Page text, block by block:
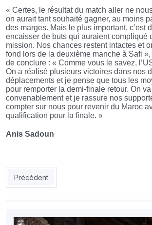
« Certes, le résultat du match aller ne
on aurait tant souhaité gagner, au moins
des marges. Mais le plus important, c’est
encaisser de buts qui auraient compliqué
mission. Nos chances restent intactes et
fond lors de la deuxième manche à Safi
de conclure : « Comme vous le savez,
On a réalisé plusieurs victoires dans nos
déplacements et je pense que tous les
pour remporter la demi-finale retour. On
convenablement et je rassure nos
compter sur nous pour revenir du Maroc
qualification pour la finale. »
Anis Sadoun
Article précédent : USMA: Issa Sy fait peur
Précédent